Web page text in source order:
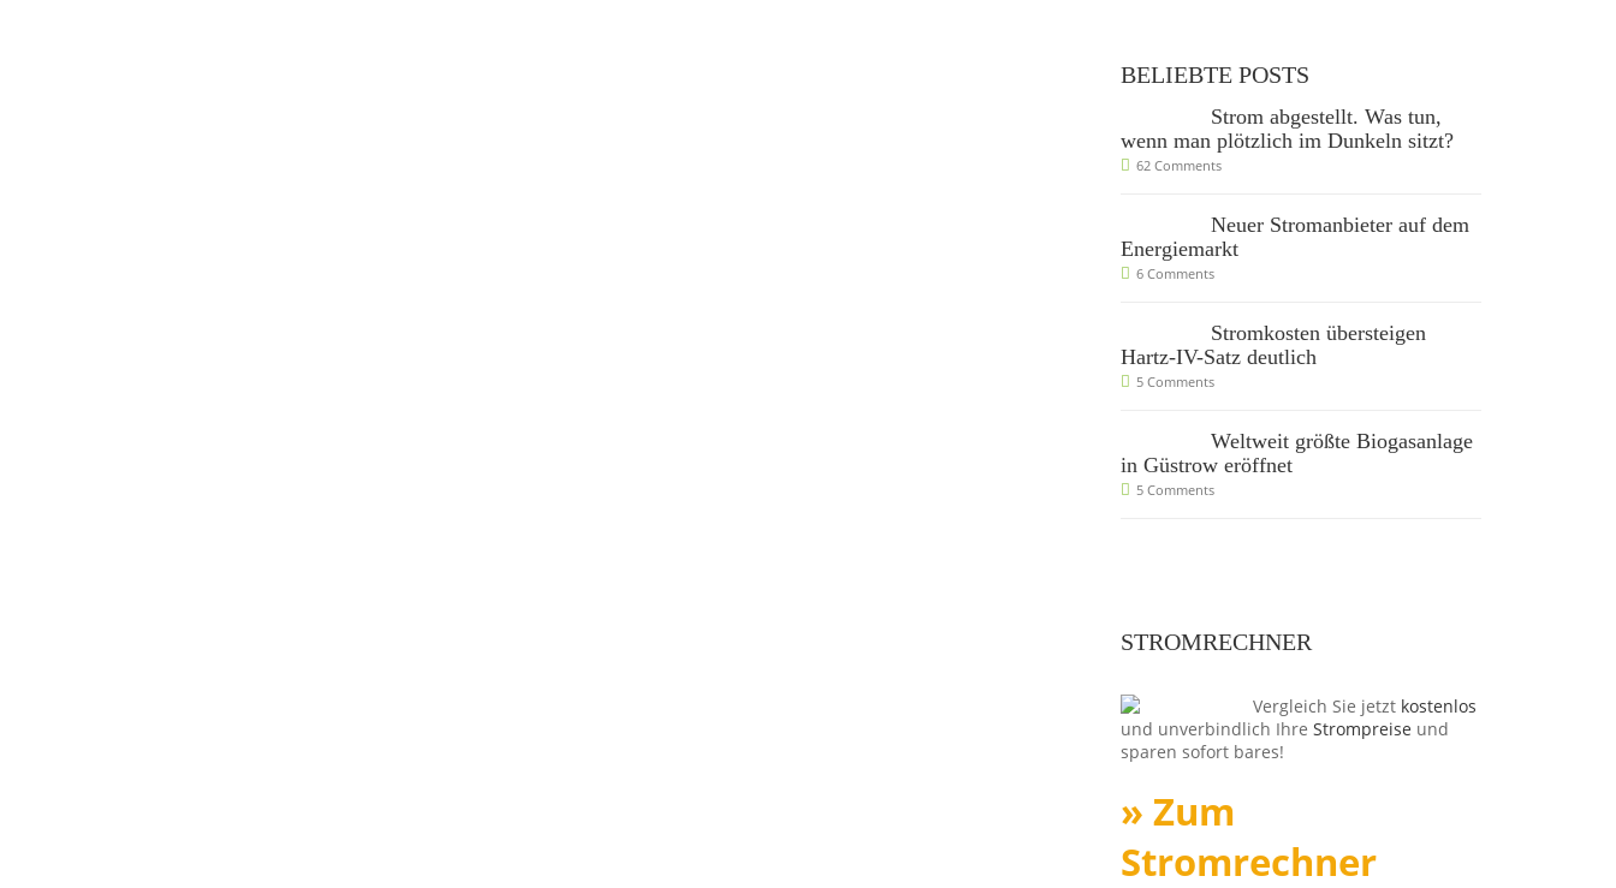
BELIEBTE POSTS
Strom abgestellt. Was tun,
wenn man plötzlich im Dunkeln sitzt?
62 Comments
Neuer Stromanbieter auf dem
Energiemarkt
6 Comments
Stromkosten übersteigen
Hartz-IV-Satz deutlich
5 Comments
Weltweit größte Biogasanlage
in Güstrow eröffnet
5 Comments
STROMRECHNER
Vergleich Sie jetzt kostenlos
und unverbindlich Ihre Strompreise und
sparen sofort bares!
» Zum
Stromrechner